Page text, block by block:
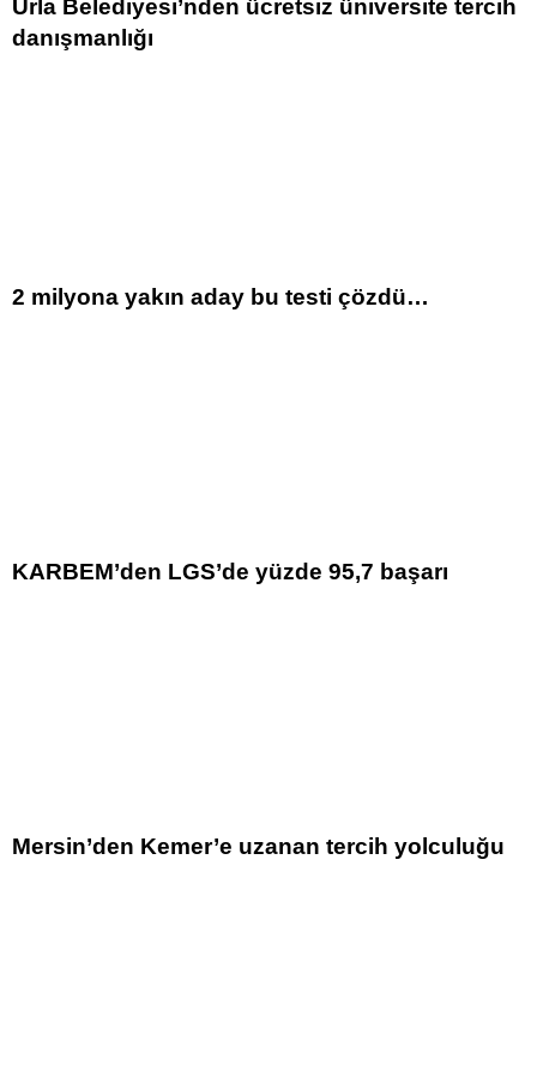
Urla Belediyesi’nden ücretsiz üniversite tercih
danışmanlığı
2 milyona yakın aday bu testi çözdü…
KARBEM’den LGS’de yüzde 95,7 başarı
Mersin’den Kemer’e uzanan tercih yolculuğu